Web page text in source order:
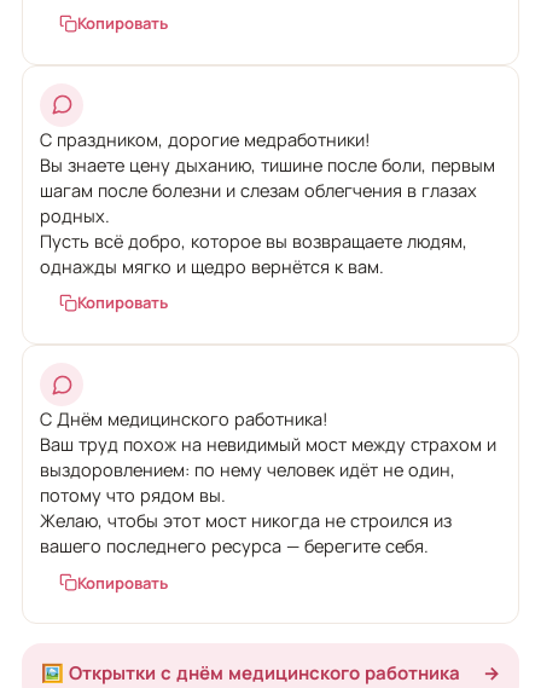
Копировать
С праздником, дорогие медработники!
Вы знаете цену дыханию, тишине после боли, первым
шагам после болезни и слезам облегчения в глазах
родных.
Пусть всё добро, которое вы возвращаете людям,
однажды мягко и щедро вернётся к вам.
Копировать
С Днём медицинского работника!
Ваш труд похож на невидимый мост между страхом и
выздоровлением: по нему человек идёт не один,
потому что рядом вы.
Желаю, чтобы этот мост никогда не строился из
вашего последнего ресурса — берегите себя.
Копировать
🖼️ Открытки с днём медицинского работника →